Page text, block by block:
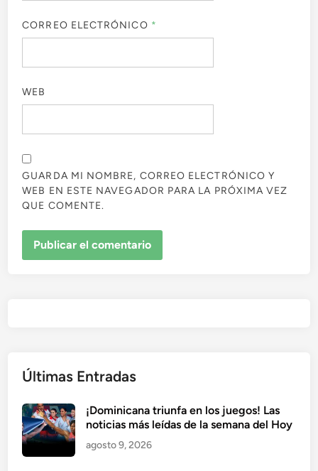
CORREO ELECTRÓNICO *
WEB
GUARDA MI NOMBRE, CORREO ELECTRÓNICO Y
WEB EN ESTE NAVEGADOR PARA LA PRÓXIMA VEZ
QUE COMENTE.
Últimas Entradas
¡Dominicana triunfa en los juegos! Las
noticias más leídas de la semana del Hoy
agosto 9, 2026